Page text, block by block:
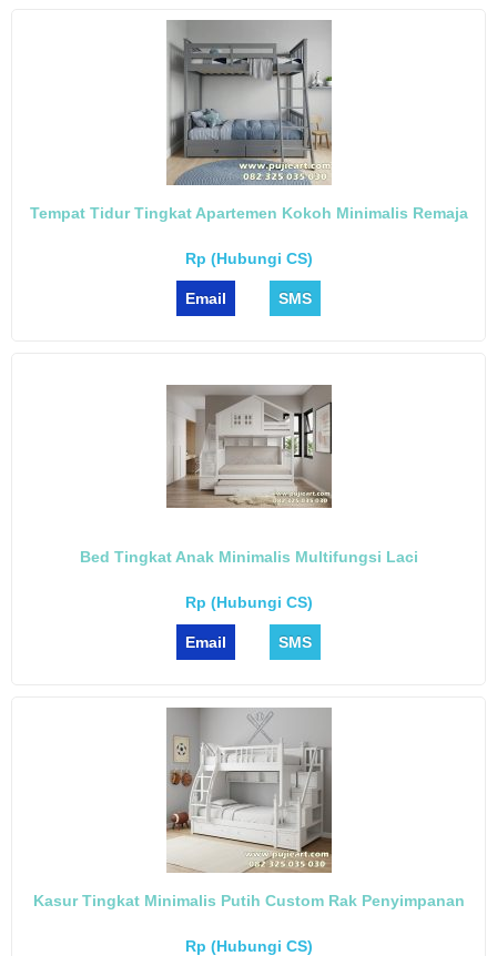
Tempat Tidur Tingkat Apartemen Kokoh Minimalis Remaja
Rp (Hubungi CS)
Email SMS
Bed Tingkat Anak Minimalis Multifungsi Laci
Rp (Hubungi CS)
Email SMS
Kasur Tingkat Minimalis Putih Custom Rak Penyimpanan
Rp (Hubungi CS)